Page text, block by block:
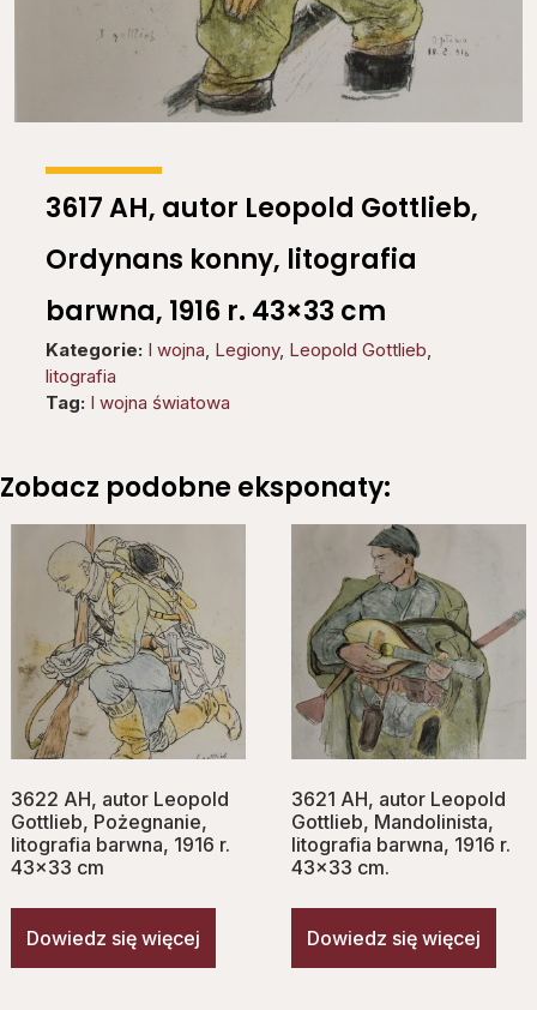
3617 AH, autor Leopold Gottlieb,
Ordynans konny, litografia
barwna, 1916 r. 43×33 cm
Kategorie: I wojna, Legiony, Leopold Gottlieb,
litografia
Tag: I wojna światowa
Zobacz podobne eksponaty:
3622 AH, autor Leopold
Gottlieb, Pożegnanie,
litografia barwna, 1916 r.
43×33 cm
Dowiedz się więcej
3621 AH, autor Leopold
Gottlieb, Mandolinista,
litografia barwna, 1916 r.
43×33 cm.
Dowiedz się więcej